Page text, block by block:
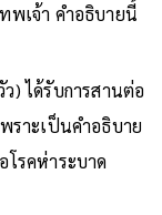
พเจ้า คำอธิบายนี้
) ได้รับการสานต่อ
ราะเป็นคำอธิบาย
โรคห่าระบาด